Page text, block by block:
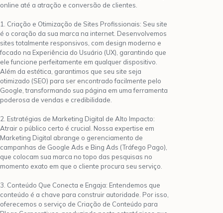
online até a atração e conversão de clientes.
1. Criação e Otimização de Sites Profissionais: Seu site
é o coração da sua marca na internet. Desenvolvemos
sites totalmente responsivos, com design moderno e
focado na Experiência do Usuário (UX), garantindo que
ele funcione perfeitamente em qualquer dispositivo.
Além da estética, garantimos que seu site seja
otimizado (SEO) para ser encontrado facilmente pelo
Google, transformando sua página em uma ferramenta
poderosa de vendas e credibilidade.
2. Estratégias de Marketing Digital de Alto Impacto:
Atrair o público certo é crucial. Nossa expertise em
Marketing Digital abrange o gerenciamento de
campanhas de Google Ads e Bing Ads (Tráfego Pago),
que colocam sua marca no topo das pesquisas no
momento exato em que o cliente procura seu serviço.
3. Conteúdo Que Conecta e Engaja: Entendemos que
conteúdo é a chave para construir autoridade. Por isso,
oferecemos o serviço de Criação de Conteúdo para